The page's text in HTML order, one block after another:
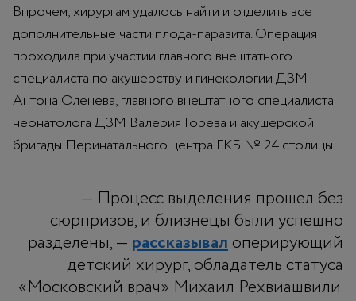
Впрочем, хирургам удалось найти и отделить все
дополнительные части плода-паразита. Операция
проходила при участии главного внештатного
специалиста по акушерству и гинекологии ДЗМ
Антона Оленева, главного внештатного специалиста
неонатолога ДЗМ Валерия Горева и акушерской
бригады Перинатального центра ГКБ № 24 столицы.
— Процесс выделения прошел без
сюрпризов, и близнецы были успешно
разделены, — рассказывалоперирующий
детский хирург, обладатель статуса
«Московский врач» Михаил Рехвиашвили.